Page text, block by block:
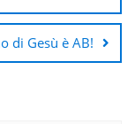
di Gesù è AB!